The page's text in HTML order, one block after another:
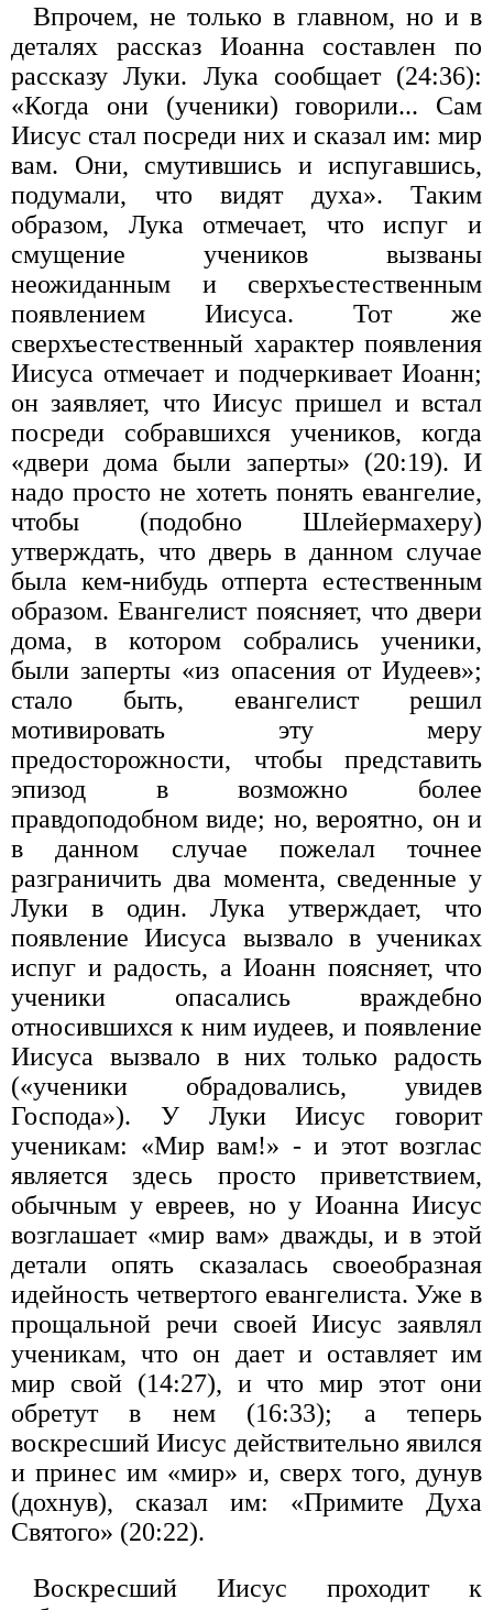
Впрочем, не только в главном, но и в
деталях рассказ Иоанна составлен по
рассказу Луки. Лука сообщает (24:36):
«Когда они (ученики) говорили... Сам
Иисус стал посреди них и сказал им: мир
вам. Они, смутившись и испугавшись,
подумали, что видят духа». Таким
образом, Лука отмечает, что испуг и
смущение учеников вызваны
неожиданным и сверхъестественным
появлением Иисуса. Тот же
сверхъестественный характер появления
Иисуса отмечает и подчеркивает Иоанн;
он заявляет, что Иисус пришел и встал
посреди собравшихся учеников, когда
«двери дома были заперты» (20:19). И
надо просто не хотеть понять евангелие,
чтобы (подобно Шлейермахеру)
утверждать, что дверь в данном случае
была кем-нибудь отперта естественным
образом. Евангелист поясняет, что двери
дома, в котором собрались ученики,
были заперты «из опасения от Иудеев»;
стало быть, евангелист решил
мотивировать эту меру
предосторожности, чтобы представить
эпизод в возможно более
правдоподобном виде; но, вероятно, он и
в данном случае пожелал точнее
разграничить два момента, сведенные у
Луки в один. Лука утверждает, что
появление Иисуса вызвало в учениках
испуг и радость, а Иоанн поясняет, что
ученики опасались враждебно
относившихся к ним иудеев, и появление
Иисуса вызвало в них только радость
(«ученики обрадовались, увидев
Господа»). У Луки Иисус говорит
ученикам: «Мир вам!» - и этот возглас
является здесь просто приветствием,
обычным у евреев, но у Иоанна Иисус
возглашает «мир вам» дважды, и в этой
детали опять сказалась своеобразная
идейность четвертого евангелиста. Уже в
прощальной речи своей Иисус заявлял
ученикам, что он дает и оставляет им
мир свой (14:27), и что мир этот они
обретут в нем (16:33); а теперь
воскресший Иисус действительно явился
и принес им «мир» и, сверх того, дунув
(дохнув), сказал им: «Примите Духа
Святого» (20:22).
Воскресший Иисус проходит к